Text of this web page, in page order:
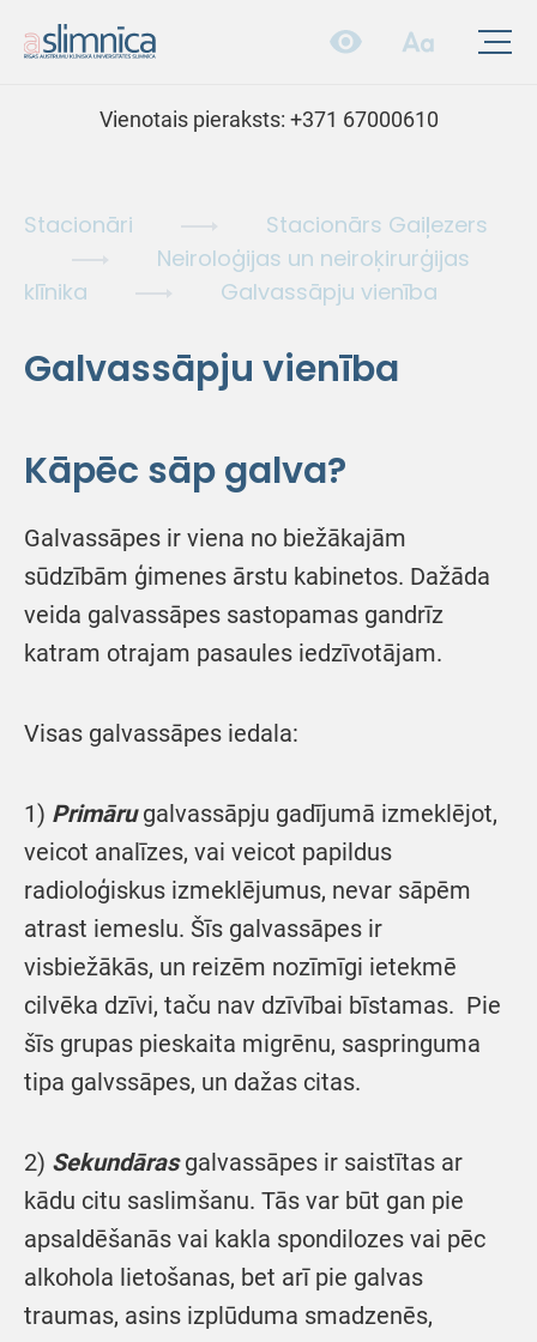
Vienotais pieraksts: +371 67000610
Stacionāri
Stacionārs Gaiļezers
Neiroloģijas un neiroķirurģijas
klīnika
Galvassāpju vienība
Galvassāpju vienība
Kāpēc sāp galva?
Galvassāpes ir viena no biežākajām
sūdzībām ģimenes ārstu kabinetos. Dažāda
veida galvassāpes sastopamas gandrīz
katram otrajam pasaules iedzīvotājam.
Visas galvassāpes iedala:
1) Primārugalvassāpju gadījumā izmeklējot,
veicot analīzes, vai veicot papildus
radioloģiskus izmeklējumus, nevar sāpēm
atrast iemeslu. Šīs galvassāpes ir
visbiežākās, un reizēm nozīmīgi ietekmē
cilvēka dzīvi, taču nav dzīvībai bīstamas. Pie
šīs grupas pieskaita migrēnu, saspringuma
tipa galvssāpes, un dažas citas.
2) Sekundārasgalvassāpes ir saistītas ar
kādu citu saslimšanu. Tās var būt gan pie
apsaldēšanās vai kakla spondilozes vai pēc
alkohola lietošanas, bet arī pie galvas
traumas, asins izplūduma smadzenēs,